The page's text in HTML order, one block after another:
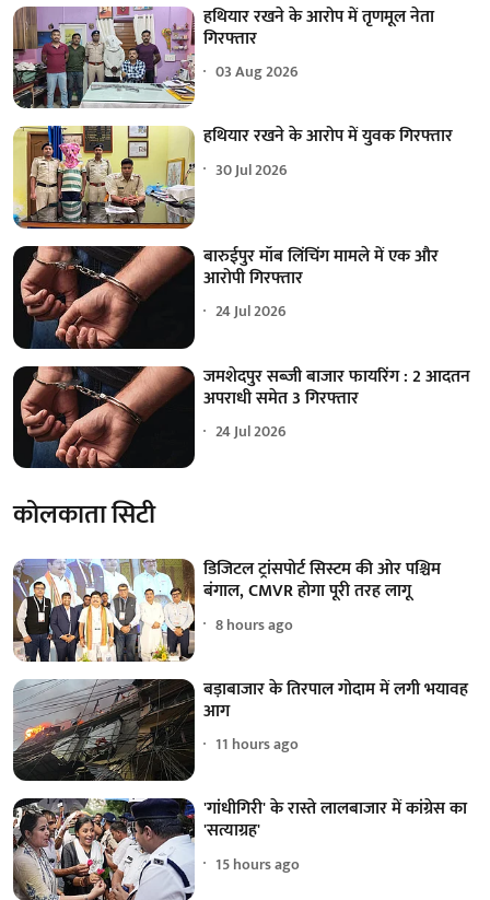
हथियार रखने के आरोप में तृणमूल नेता
गिरफ्तार
03 Aug 2026
हथियार रखने के आरोप में युवक गिरफ्तार
30 Jul 2026
बारुईपुर मॉब लिंचिंग मामले में एक और
आरोपी गिरफ्तार
24 Jul 2026
जमशेदपुर सब्जी बाजार फायरिंग : 2 आदतन
अपराधी समेत 3 गिरफ्तार
24 Jul 2026
कोलकाता सिटी
डिजिटल ट्रांसपोर्ट सिस्टम की ओर पश्चिम
बंगाल, CMVR होगा पूरी तरह लागू
8 hours ago
बड़ाबाजार के तिरपाल गोदाम में लगी भयावह
आग
11 hours ago
'गांधीगिरी' के रास्ते लालबाजार में कांग्रेस का
'सत्याग्रह'
15 hours ago